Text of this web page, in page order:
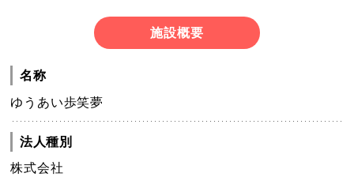
施設概要
名称
ゆうあい歩笑夢
法人種別
株式会社